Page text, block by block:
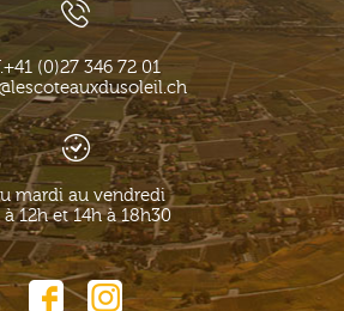
+41 (0)27 346 72 01
mardi au vendredi
à 12h et 14h à 18h30